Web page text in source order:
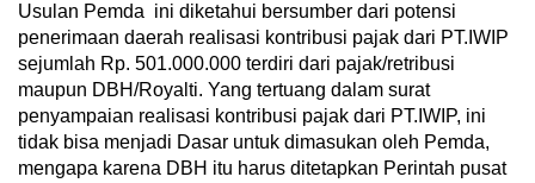
Usulan Pemda ini diketahui bersumber dari potensi
penerimaan daerah realisasi kontribusi pajak dari PT.IWIP
sejumlah Rp. 501.000.000 terdiri dari pajak/retribusi
maupun DBH/Royalti. Yang tertuang dalam surat
penyampaian realisasi kontribusi pajak dari PT.IWIP, ini
tidak bisa menjadi Dasar untuk dimasukan oleh Pemda,
mengapa karena DBH itu harus ditetapkan Perintah pusat